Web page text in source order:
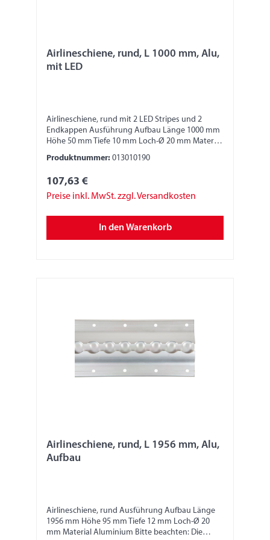
Airlineschiene, rund, L 1000 mm, Alu,
mit LED
Airlineschiene, rund mit 2 LED Stripes und 2
Endkappen Ausführung Aufbau Länge 1000 mm
Höhe 50 mm Tiefe 10 mm Loch-Ø 20 mm Material
Aluminium LED-Stripes Spannung 12 V Lumen
870 lm pro Stripe Schutzklasse IP67 Bitte
Zurrschiene ist abhängig von der Anbringung
und Fixierung. Verantwortlich dafür ist der
Anschlagmittel, Sperrbalken oder Zurrgurte
verwenden. Zurrgurte nur in der horizontalen
Umreifung verwenden, nicht im Direktzug und
Produktnummer: 013010190
107,63 €
Preise inkl. MwSt. zzgl. Versandkosten
In den Warenkorb
Airlineschiene, rund, L 1956 mm, Alu,
Aufbau
Airlineschiene, rund Ausführung Aufbau Länge
1956 mm Höhe 95 mm Tiefe 12 mm Loch-Ø 20
mm Material Aluminium Bitte beachten: Die